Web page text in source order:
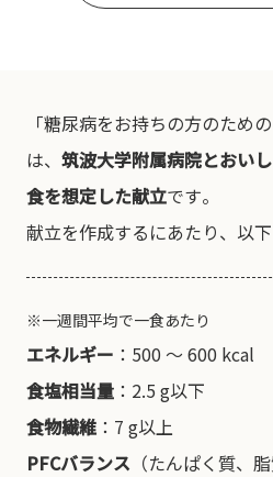
「糖尿病をお持ちの方のため
は、 筑波大学附属病院とおい
食を想定した献立です。
献立を作成するにあたり、以
※一週間平均で一食あたり
エネルギー ：500 〜 600 kcal
食塩相当量 ：2.5 g以下
食物繊維 ：7 g以上
PFCバランス （たんぱく質、